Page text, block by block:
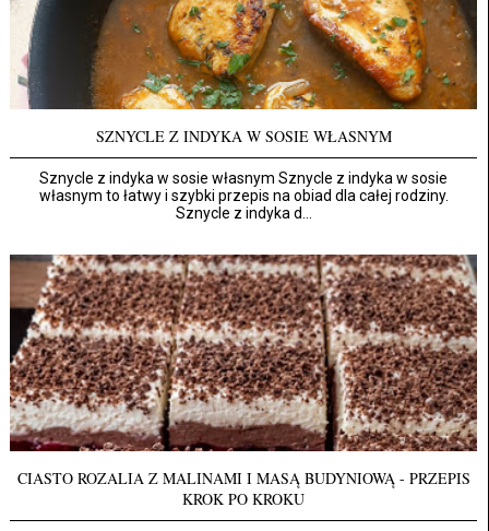
SZNYCLE Z INDYKA W SOSIE WŁASNYM
Sznycle z indyka w sosie własnym Sznycle z indyka w sosie
własnym to łatwy i szybki przepis na obiad dla całej rodziny.
Sznycle z indyka d...
CIASTO ROZALIA Z MALINAMI I MASĄ BUDYNIOWĄ - PRZEPIS
KROK PO KROKU